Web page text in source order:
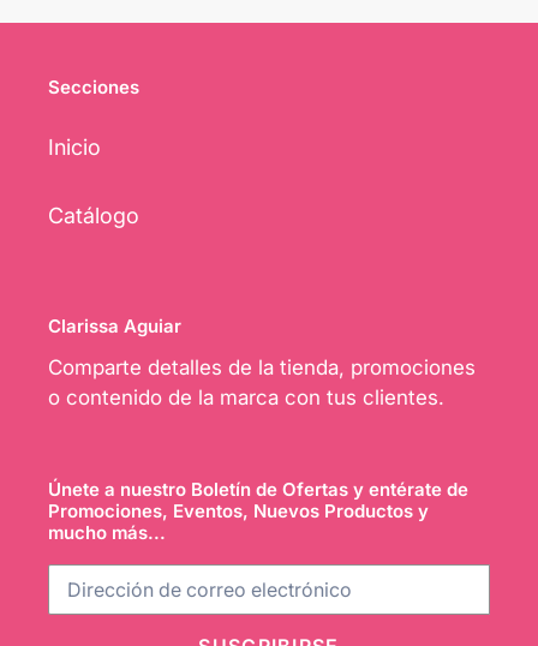
Secciones
Inicio
Catálogo
Clarissa Aguiar
Comparte detalles de la tienda, promociones
o contenido de la marca con tus clientes.
Únete a nuestro Boletín de Ofertas y entérate de
Promociones, Eventos, Nuevos Productos y
mucho más...